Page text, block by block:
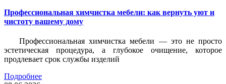
Профессиональная химчистка мебели: как вернуть уют и
чистоту вашему дому
Профессиональная химчистка мебели — это не просто
эстетическая процедура, а глубокое очищение, которое
продлевает срок службы изделий
Подробнее